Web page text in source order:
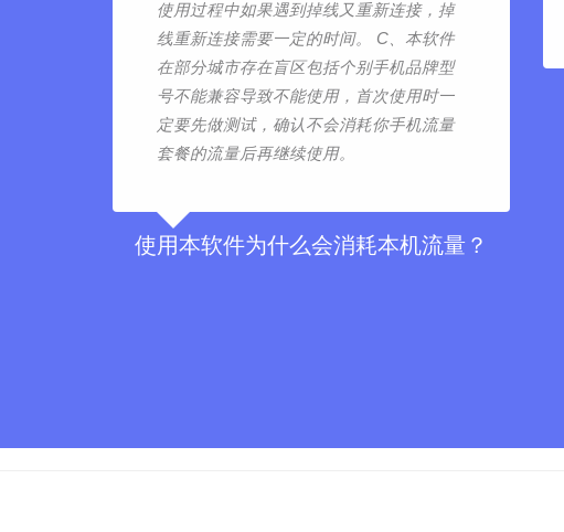
使用过程中如果遇到掉线又重新连接，掉
线重新连接需要一定的时间。 C、本软件
在部分城市存在盲区包括个别手机品牌型
号不能兼容导致不能使用，首次使用时一
定要先做测试，确认不会消耗你手机流量
套餐的流量后再继续使用。
使用本软件为什么会消耗本机流量？